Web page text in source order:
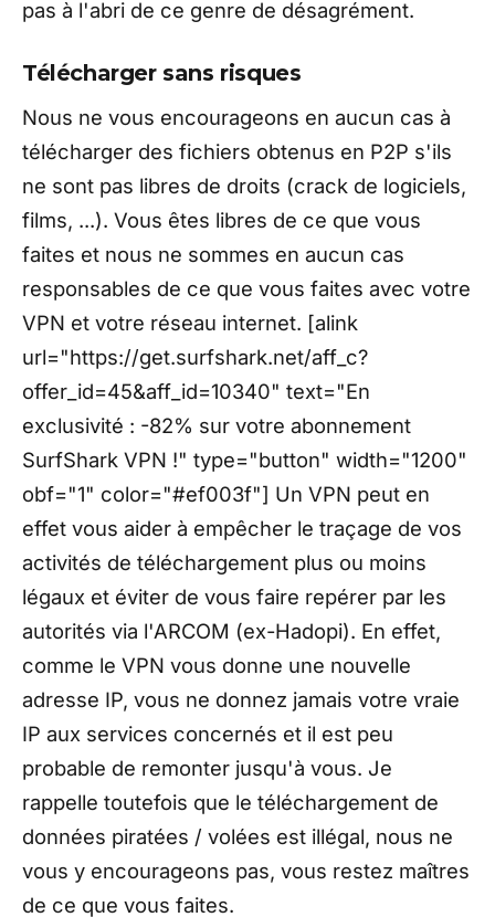
pas à l'abri de ce genre de désagrément.
Télécharger sans risques
Nous ne vous encourageons en aucun cas à
télécharger des fichiers obtenus en P2P s'ils
ne sont pas libres de droits (crack de logiciels,
films, ...). Vous êtes libres de ce que vous
faites et nous ne sommes en aucun cas
responsables de ce que vous faites avec votre
VPN et votre réseau internet. [alink
url="https://get.surfshark.net/aff_c?
offer_id=45&aff_id=10340" text="En
exclusivité : -82% sur votre abonnement
SurfShark VPN !" type="button" width="1200"
obf="1" color="#ef003f"] Un VPN peut en
effet vous aider à empêcher le traçage de vos
activités de téléchargement plus ou moins
légaux et éviter de vous faire repérer par les
autorités via l'ARCOM (ex-Hadopi). En effet,
comme le VPN vous donne une nouvelle
adresse IP, vous ne donnez jamais votre vraie
IP aux services concernés et il est peu
probable de remonter jusqu'à vous. Je
rappelle toutefois que le téléchargement de
données piratées / volées est illégal, nous ne
vous y encourageons pas, vous restez maîtres
de ce que vous faites.